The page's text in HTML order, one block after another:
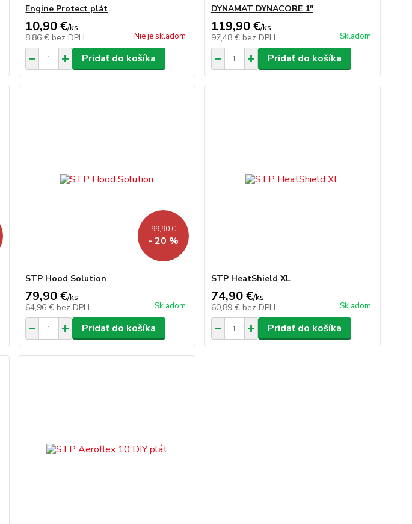
Engine Protect plát
10,90 €/ks
8,86 € bez DPH Nie je skladom
Pridať do košíka
DYNAMAT DYNACORE 1"
119,90 €/ks
97,48 € bez DPH Skladom
Pridať do košíka
99,90 €
- 20 %
STP Hood Solution
79,90 €/ks
64,96 € bez DPH Skladom
Pridať do košíka
STP HeatShield XL
74,90 €/ks
60,89 € bez DPH Skladom
Pridať do košíka